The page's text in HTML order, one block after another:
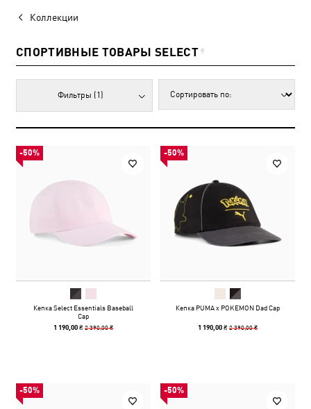
Коллекции
СПОРТИВНЫЕ ТОВАРЫ SELECT 9
Фильтры (1)
-50%
Кепка Select Essentials Baseball
Cap
1 190,00 ₴2 390,00 ₴
-50%
Кепка PUMA x POKEMON Dad Cap
1 190,00 ₴2 390,00 ₴
-50% -50%